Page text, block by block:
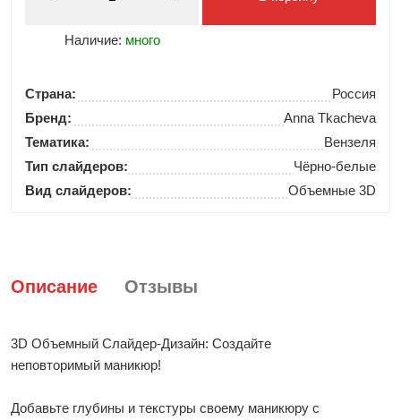
Наличие: много
Страна:
Россия
Бренд:
Anna Tkacheva
Тематика:
Вензеля
Тип слайдеров:
Чёрно-белые
Вид слайдеров:
Объемные 3D
Описание Отзывы
3D Объемный Слайдер-Дизайн: Создайте
неповторимый маникюр!
Добавьте глубины и текстуры своему маникюру с